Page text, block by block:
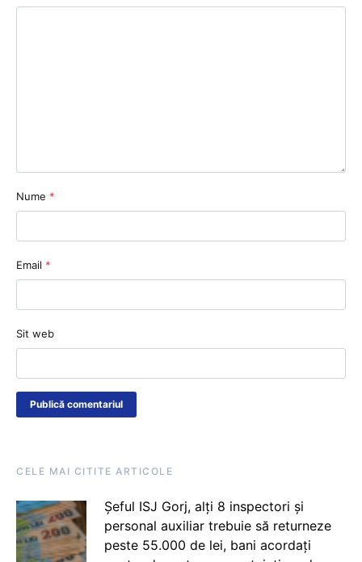
Nume *
Email *
Sit web
CELE MAI CITITE ARTICOLE
Șeful ISJ Gorj, alți 8 inspectori și
personal auxiliar trebuie să returneze
peste 55.000 de lei, bani acordați